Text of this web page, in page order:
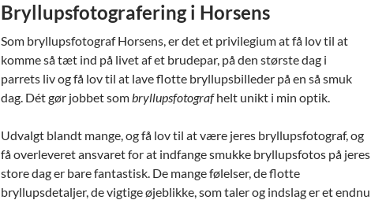
Bryllupsfotografering i Horsens
Som bryllupsfotograf Horsens, er det et privilegium at få lov til at
komme så tæt ind på livet af et brudepar, på den største dag i
parrets liv og få lov til at lave flotte bryllupsbilleder på en så smuk
dag. Dét gør jobbet sombryllupsfotografhelt unikt i min optik.
Udvalgt blandt mange, og få lov til at være jeres bryllupsfotograf, og
få overleveret ansvaret for at indfange smukke bryllupsfotos på jeres
store dag er bare fantastisk. De mange følelser, de flotte
bryllupsdetaljer, de vigtige øjeblikke, som taler og indslag er et endnu